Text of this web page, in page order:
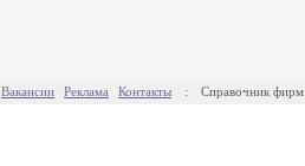
Вакансии Реклама Контакты : Справочник фирм